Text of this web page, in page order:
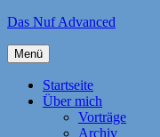
Zum
springen
Das Nuf Advanced
Menü
Startseite
Über mich
Vorträge
Archiv